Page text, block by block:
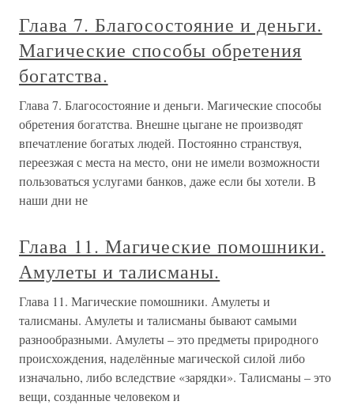
Глава 7. Благосостояние и деньги.
Магические способы обретения
богатства.
Глава 7. Благосостояние и деньги. Магические способы
обретения богатства. Внешне цыгане не производят
впечатление богатых людей. Постоянно странствуя,
переезжая с места на место, они не имели возможности
пользоваться услугами банков, даже если бы хотели. В
наши дни не
Глава 11. Магические помошники.
Амулеты и талисманы.
Глава 11. Магические помошники. Амулеты и
талисманы. Амулеты и талисманы бывают самыми
разнообразными. Амулеты – это предметы природного
происхождения, наделённые магической силой либо
изначально, либо вследствие «зарядки». Талисманы – это
вещи, созданные человеком и